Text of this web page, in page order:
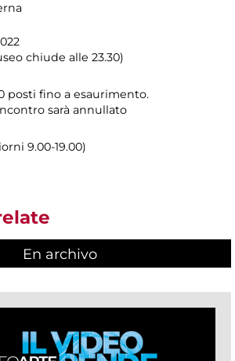
chiude alle 23.30)
posti fino a esaurimento.
sarà annullato
9.00-19.00)
En archivo